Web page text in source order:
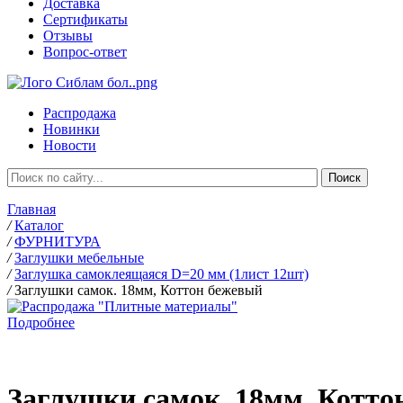
Доставка
Сертификаты
Отзывы
Вопрос-ответ
Распродажа
Новинки
Новости
Главная
/ Каталог
/ ФУРНИТУРА
/ Заглушки мебельные
/ Заглушка самоклеящаяся D=20 мм (1лист 12шт)
/ Заглушки самок. 18мм, Коттон бежевый
Подробнее